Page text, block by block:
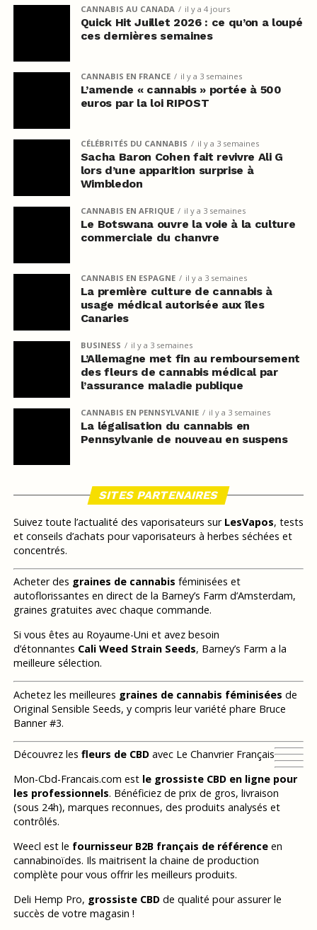
CANNABIS AU CANADA il y a 4 jours
Quick Hit Juillet 2026 : ce qu’on a loupé
ces dernières semaines
CANNABIS EN FRANCE il y a 3 semaines
L’amende « cannabis » portée à 500
euros par la loi RIPOST
CÉLÉBRITÉS DU CANNABIS il y a 3 semaines
Sacha Baron Cohen fait revivre Ali G
lors d’une apparition surprise à
Wimbledon
CANNABIS EN AFRIQUE il y a 3 semaines
Le Botswana ouvre la voie à la culture
commerciale du chanvre
CANNABIS EN ESPAGNE il y a 3 semaines
La première culture de cannabis à
usage médical autorisée aux îles
Canaries
BUSINESS il y a 3 semaines
L’Allemagne met fin au remboursement
des fleurs de cannabis médical par
l’assurance maladie publique
CANNABIS EN PENNSYLVANIE il y a 3 semaines
La légalisation du cannabis en
Pennsylvanie de nouveau en suspens
SITES PARTENAIRES
Suivez toute l’actualité des vaporisateurs sur LesVapos, tests
et conseils d’achats pour vaporisateurs à herbes séchées et
concentrés.
Acheter des graines de cannabis féminisées et
autoflorissantes en direct de la Barney’s Farm d’Amsterdam,
graines gratuites avec chaque commande.
Si vous êtes au Royaume-Uni et avez besoin
d’étonnantes Cali Weed Strain Seeds, Barney’s Farm a la
meilleure sélection.
Achetez les meilleures graines de cannabis féminisées de
Original Sensible Seeds, y compris leur variété phare Bruce
Banner #3.
Découvrez les fleurs de CBDavec Le Chanvrier Français
Mon-Cbd-Francais.com est le grossiste CBD en ligne pour
les professionnels. Bénéficiez de prix de gros, livraison
(sous 24h), marques reconnues, des produits analysés et
contrôlés.
Weecl est le fournisseur B2B français de référenceen
cannabinoïdes. Ils maitrisent la chaine de production
complète pour vous offrir les meilleurs produits.
Deli Hemp Pro, grossiste CBDde qualité pour assurer le
succès de votre magasin !